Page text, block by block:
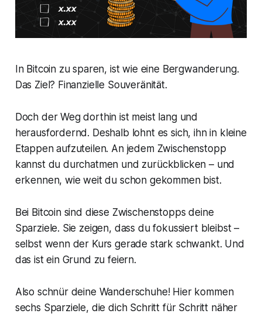
In Bitcoin zu sparen, ist wie eine Bergwanderung.
Das Ziel? Finanzielle Souveränität.
Doch der Weg dorthin ist meist lang und
herausfordernd. Deshalb lohnt es sich, ihn in kleine
Etappen aufzuteilen. An jedem Zwischenstopp
kannst du durchatmen und zurückblicken – und
erkennen, wie weit du schon gekommen bist.
Bei Bitcoin sind diese Zwischenstopps deine
Sparziele. Sie zeigen, dass du fokussiert bleibst –
selbst wenn der Kurs gerade stark schwankt. Und
das ist ein Grund zu feiern.
Also schnür deine Wanderschuhe! Hier kommen
sechs Sparziele, die dich Schritt für Schritt näher